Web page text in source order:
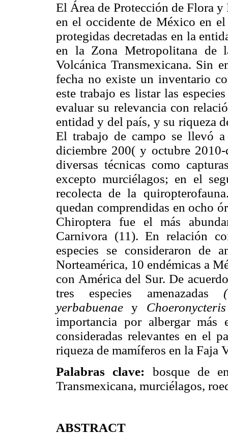
El Área de Protección de Flora
en el occidente de México en
protegidas decretadas en la
en la Zona Metropolitana de
Volcánica Transmexicana. Sin
fecha no existe un inventario
este trabajo es listar las
evaluar su relevancia con
entidad y del país, y su riqueza
El trabajo de campo se llevó
diciembre 200( y octubre
diversas técnicas como
excepto murciélagos; en el
recolecta de la
quedan comprendidas en ocho
Chiroptera fue el más
Carnivora (11). En relación
especies se consideraron de
Norteamérica, 10 endémicas a
con América del Sur. De
tres especies amenazadas
yerbabuenae y
importancia por albergar más
consideradas relevantes en el
riqueza de mamíferos en la Faja
Palabras clave: bosque de
Transmexicana, murciélagos,
ABSTRACT